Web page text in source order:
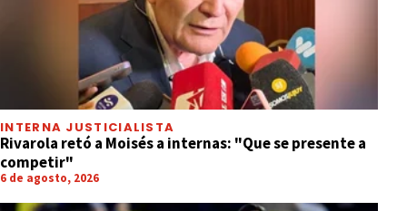
INTERNA JUSTICIALISTA
Rivarola retó a Moisés a internas: "Que se presente a
competir"
6 de agosto, 2026